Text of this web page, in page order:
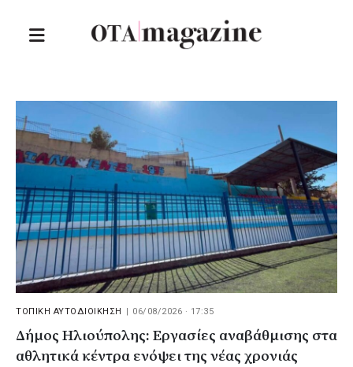
ΤΟΠΙΚΗ ΑΥΤΟΔΙΟΙΚΗΣΗ 06/08/2026 · 17:35
Δήμος Ηλιούπολης: Εργασίες αναβάθμισης στα
αθλητικά κέντρα ενόψει της νέας χρονιάς